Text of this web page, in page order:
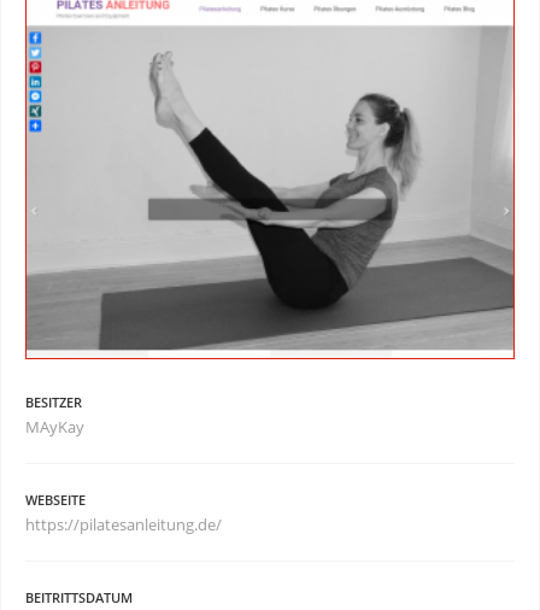
BESITZER
MAyKay
WEBSEITE
https://pilatesanleitung.de/
BEITRITTSDATUM